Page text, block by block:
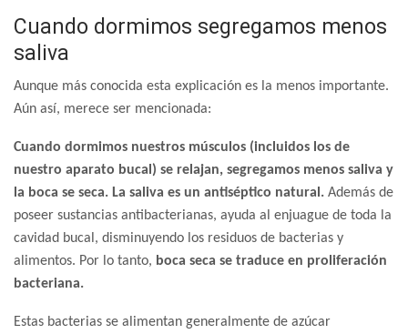
Cuando dormimos segregamos menos
saliva
Aunque más conocida esta explicación es la menos importante.
Aún así, merece ser mencionada:
Cuando dormimos nuestros músculos (incluidos los de
nuestro aparato bucal) se relajan, segregamos menos saliva y
la boca se seca. La saliva es un antiséptico natural. Además de
poseer sustancias antibacterianas, ayuda al enjuague de toda la
cavidad bucal, disminuyendo los residuos de bacterias y
alimentos. Por lo tanto, boca seca se traduce en proliferación
bacteriana.
Estas bacterias se alimentan generalmente de azúcar